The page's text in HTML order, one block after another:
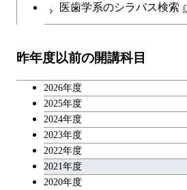
医歯学系のシラバス検索
昨年度以前の開講科目
2026年度
2025年度
2024年度
2023年度
2022年度
2021年度
2020年度